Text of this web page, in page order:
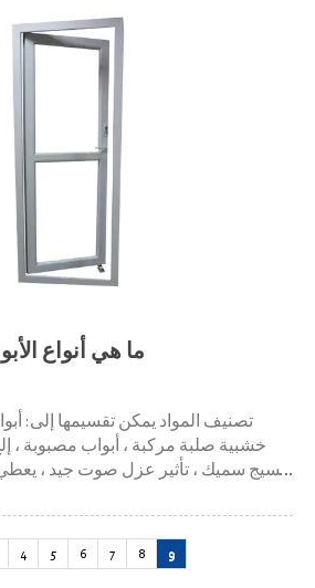
ما هي أنواع
تصنيف المواد يمكن تقسيمها
نسيج سميك ، تأثير عزل صوت جيد ، يعطي
، اللب مصنوع من خشب التنوب ، ويتم
4 5 6 7 8 9